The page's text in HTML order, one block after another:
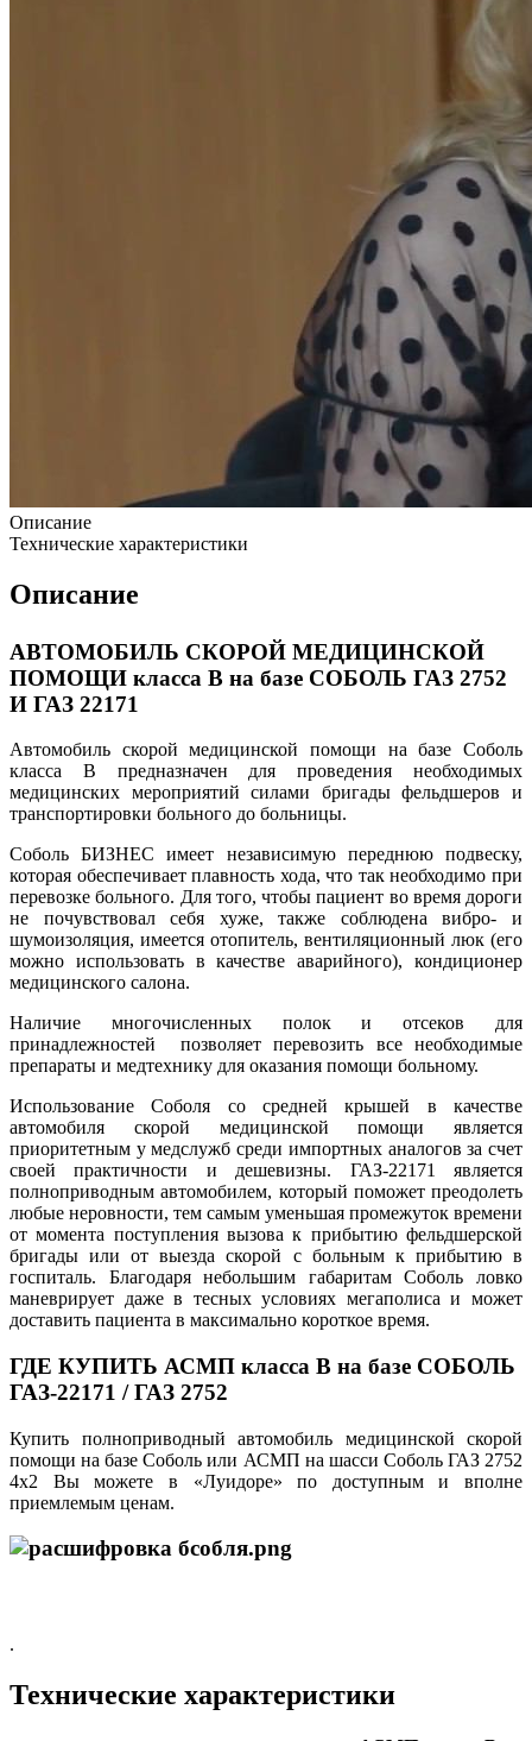
Описание
Технические характеристики
Описание
АВТОМОБИЛЬ СКОРОЙ МЕДИЦИНСКОЙ
ПОМОЩИ класса В на базе СОБОЛЬ ГАЗ 2752
И ГАЗ 22171
Автомобиль скорой медицинской помощи на базе Соболь
класса В предназначен для проведения необходимых
медицинских мероприятий силами бригады фельдшеров и
транспортировки больного до больницы.
Соболь БИЗНЕС имеет независимую переднюю подвеску,
которая обеспечивает плавность хода, что так необходимо при
перевозке больного. Для того, чтобы пациент во время дороги
не почувствовал себя хуже, также соблюдена вибро- и
шумоизоляция, имеется отопитель, вентиляционный люк (его
можно использовать в качестве аварийного), кондиционер
медицинского салона.
Наличие многочисленных полок и отсеков для
принадлежностей позволяет перевозить все необходимые
препараты и медтехнику для оказания помощи больному.
Использование Соболя со средней крышей в качестве
автомобиля скорой медицинской помощи является
приоритетным у медслужб среди импортных аналогов за счет
своей практичности и дешевизны. ГАЗ-22171 является
полноприводным автомобилем, который поможет преодолеть
любые неровности, тем самым уменьшая промежуток времени
от момента поступления вызова к прибытию фельдшерской
бригады или от выезда скорой с больным к прибытию в
госпиталь. Благодаря небольшим габаритам Соболь ловко
маневрирует даже в тесных условиях мегаполиса и может
доставить пациента в максимально короткое время.
ГДЕ КУПИТЬ АСМП класса В на базе СОБОЛЬ
ГАЗ-22171 / ГАЗ 2752
Купить полноприводный автомобиль медицинской скорой
помощи на базе Соболь или АСМП на шасси Соболь ГАЗ 2752
4х2 Вы можете в «Луидоре» по доступным и вполне
приемлемым ценам.
.
Технические характеристики